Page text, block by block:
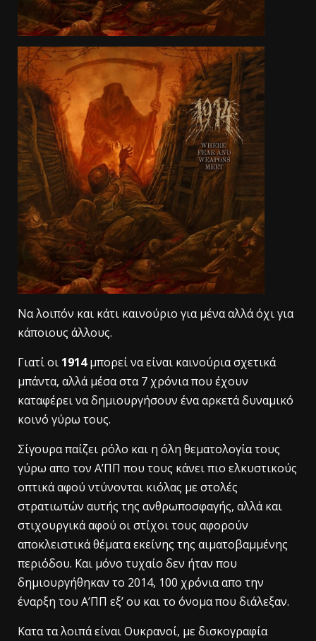
Να λοιπόν και κάτι καινούριο για μένα αλλά όχι για
κάποιους άλλους.
Γιατί οι 1914μπορεί να είναι καινούρια σχετικά
μπάντα, αλλά μέσα στα 7 χρόνια που έχουν
καταφέρει να δημιουργήσουν ένα αρκετά δυναμικό
κοινό γύρω τους.
Σίγουρα παίζει ρόλο και η όλη θεματολογία τους
γύρω απο τον Α’ΠΠ που τους κάνει πιο ελκυστικούς
οπτικά αφού ντύνονται κιόλας με στολές
στρατιωτών αυτής της ανθρωποσφαγής, αλλά και
στιχουργικά αφού οι στίχοι τους αφορούν
αποκλειστικά θέματα εκείνης της αιματοβαμμένης
περιόδου. Και μόνο τυχαίο δεν ήταν που
δημιουργήθηκαν το 2014, 100 χρόνια απο την
έναρξη του Α’ΠΠ εξ’ ου και το όνομα που διάλεξαν.
Κατα τα λοιπά είναι Ουκρανοί, με δισκογραφία